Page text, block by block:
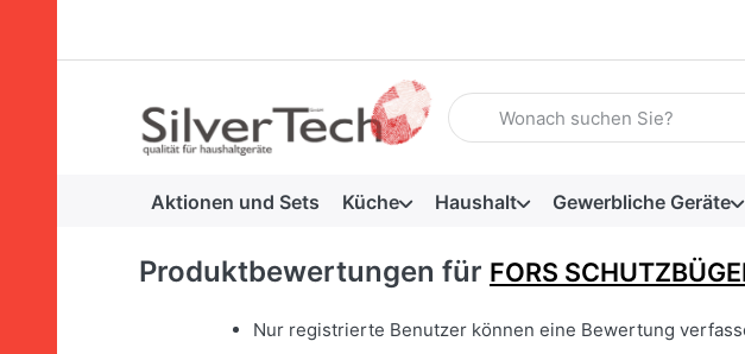
Geben Sie einen Suchbegriff ein.
Aktionen und Sets Küche Haushalt Gewerbliche Geräte
Produktbewertungen für FORS
Nur registrierte Benutzer können eine Bewertung